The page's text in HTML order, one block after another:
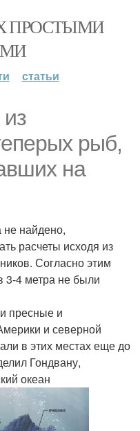
ПРОСТЫМИ
статьи
рыб,
на
не найдено,
расчеты исходя из
Согласно этим
3-4 метра не были
пресные и
и северной
в этих местах еще до
Гондвану,
океан